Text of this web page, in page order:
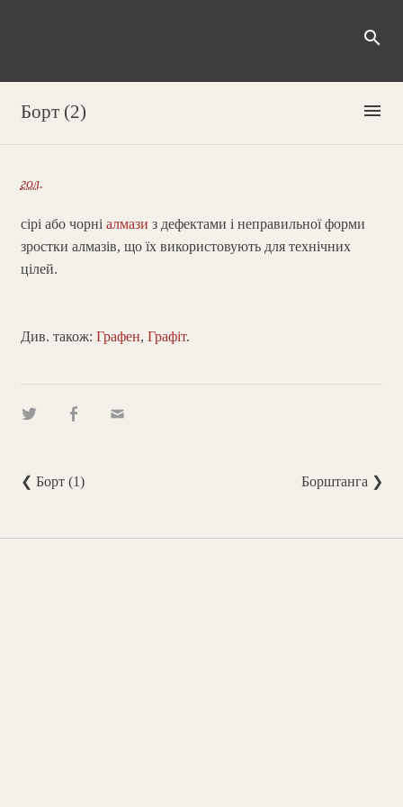
search
Борт (2) menu
гол.
сірі або чорні алмази з дефектами і неправильної форми
зростки алмазів, що їх використовують для технічних
цілей.
Див. також: Графен, Графіт.
❮ Борт (1) Борштанга ❯